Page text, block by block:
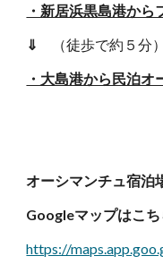
・新居浜黒島港か
⇓
（徒歩で約５分
・大島港から民泊
オーシマンチュ宿
Googleマップはこ
https://